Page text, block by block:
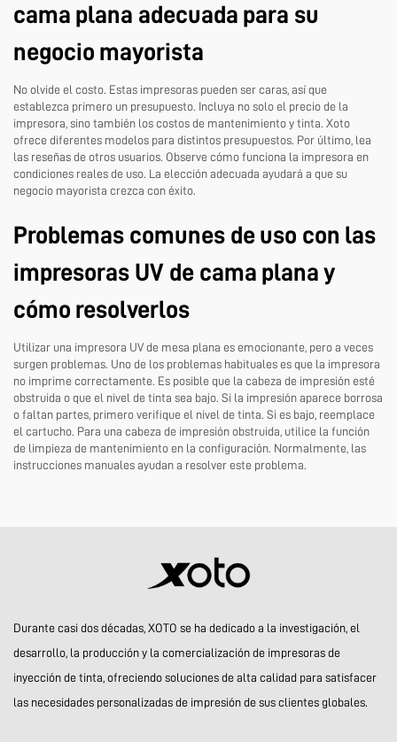
cama plana adecuada para su
negocio mayorista
No olvide el costo. Estas impresoras pueden ser caras, así que
establezca primero un presupuesto. Incluya no solo el precio de la
impresora, sino también los costos de mantenimiento y tinta. Xoto
ofrece diferentes modelos para distintos presupuestos. Por último, lea
las reseñas de otros usuarios. Observe cómo funciona la impresora en
condiciones reales de uso. La elección adecuada ayudará a que su
negocio mayorista crezca con éxito.
Problemas comunes de uso con las
impresoras UV de cama plana y
cómo resolverlos
Utilizar una impresora UV de mesa plana es emocionante, pero a veces
surgen problemas. Uno de los problemas habituales es que la impresora
no imprime correctamente. Es posible que la cabeza de impresión esté
obstruida o que el nivel de tinta sea bajo. Si la impresión aparece borrosa
o faltan partes, primero verifique el nivel de tinta. Si es bajo, reemplace
el cartucho. Para una cabeza de impresión obstruida, utilice la función
de limpieza de mantenimiento en la configuración. Normalmente, las
instrucciones manuales ayudan a resolver este problema.
Durante casi dos décadas, XOTO se ha dedicado a la investigación, el
desarrollo, la producción y la comercialización de impresoras de
inyección de tinta, ofreciendo soluciones de alta calidad para satisfacer
las necesidades personalizadas de impresión de sus clientes globales.